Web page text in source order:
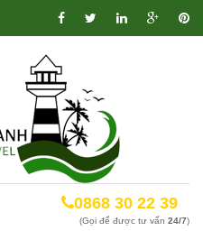
0868 30 22 39
(Gọi để được tư vấn 24/7)